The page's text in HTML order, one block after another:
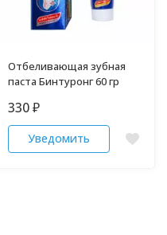
Отбеливающая зубная
паста Бинтуронг 60 гр
330₽
Уведомить